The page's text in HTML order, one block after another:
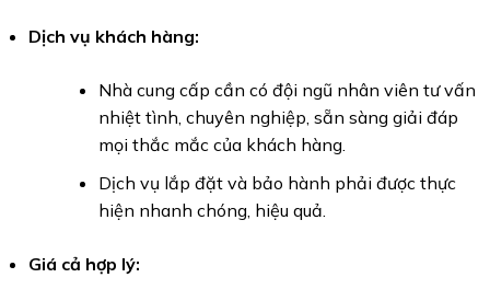
Dịch vụ khách hàng:
Nhà cung cấp cần có đội ngũ nhân viên tư vấn
nhiệt tình, chuyên nghiệp, sẵn sàng giải đáp
mọi thắc mắc của khách hàng.
Dịch vụ lắp đặt và bảo hành phải được thực
hiện nhanh chóng, hiệu quả.
Giá cả hợp lý: